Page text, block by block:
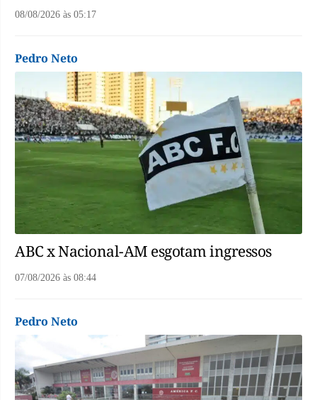
08/08/2026 às 05:17
Pedro Neto
ABC x Nacional-AM esgotam ingressos
07/08/2026 às 08:44
Pedro Neto